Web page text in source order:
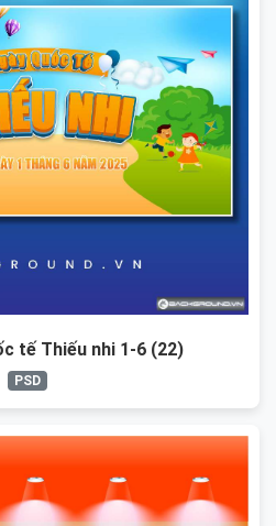
tế Thiếu nhi 1-6 (22)
PSD